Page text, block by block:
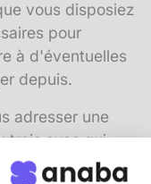
vous disposiez
pour
à d'éventuelles
depuis.
adresser une
trois axes qui
Dites-moi si cela